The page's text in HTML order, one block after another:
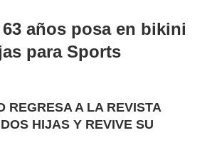
años posa en bikini
para Sports
REGRESA A LA REVISTA
HIJAS Y REVIVE SU